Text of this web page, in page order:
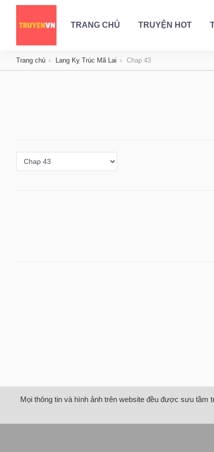
TRANG CHỦ TRUYỆN HOT
Trang chủ Lang Kỵ Trúc Mã Lai Chap 43
Mọi thông tin và hình ảnh trên website đều được sưu tầm